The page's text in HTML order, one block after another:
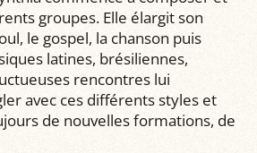
groupes. Elle élargit son
le gospel, la chanson puis
latines, brésiliennes,
rencontres lui
avec ces différents styles et
de nouvelles formations, de